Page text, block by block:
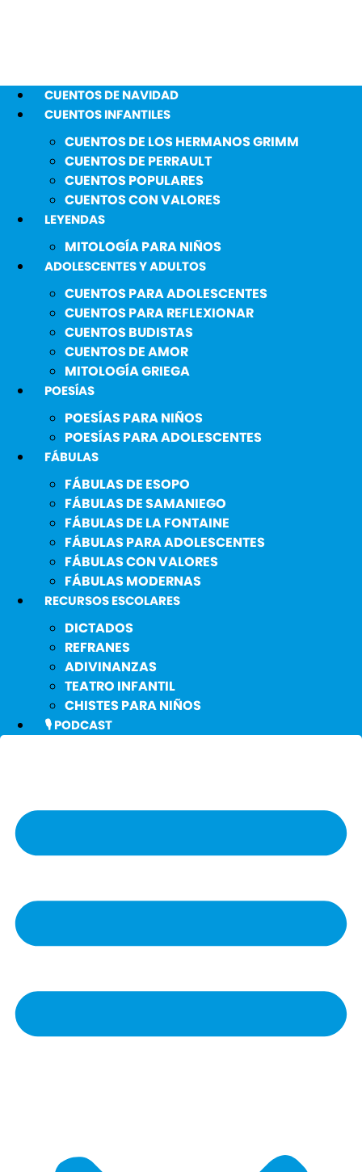
CUENTOS DE NAVIDAD
CUENTOS INFANTILES
CUENTOS DE LOS HERMANOS GRIMM
CUENTOS DE PERRAULT
CUENTOS POPULARES
CUENTOS CON VALORES
LEYENDAS
MITOLOGÍA PARA NIÑOS
ADOLESCENTES Y ADULTOS
CUENTOS PARA ADOLESCENTES
CUENTOS PARA REFLEXIONAR
CUENTOS BUDISTAS
CUENTOS DE AMOR
MITOLOGÍA GRIEGA
POESÍAS
POESÍAS PARA NIÑOS
POESÍAS PARA ADOLESCENTES
FÁBULAS
FÁBULAS DE ESOPO
FÁBULAS DE SAMANIEGO
FÁBULAS DE LA FONTAINE
FÁBULAS PARA ADOLESCENTES
FÁBULAS CON VALORES
FÁBULAS MODERNAS
RECURSOS ESCOLARES
DICTADOS
REFRANES
ADIVINANZAS
TEATRO INFANTIL
CHISTES PARA NIÑOS
🎙️ PODCAST